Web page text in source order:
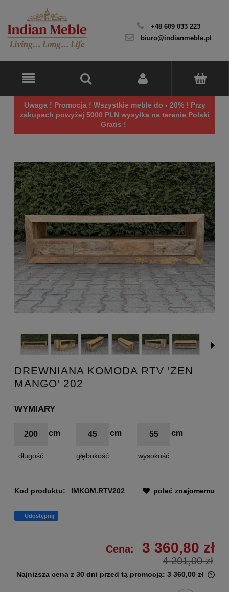
+48 609 033 223
biuro@indianmeble.pl
Uwaga ! Promocja ! Wszystkie meble do - 20% ! Przy
zakupach powyżej 5000 PLN wysyłka na terenie Polski
Gratis !
DREWNIANA KOMODA RTV 'ZEN
MANGO' 202
WYMIARY
200
długość
45
głębokość
55
wysokość
Kod produktu: IMKOM.RTV202 poleć znajomemu
Udostępnij
Cena: 3 360,80 zł
4 201,00 zł
Najniższa cena z 30 dni przed tą promocją: 3 360,00 zł